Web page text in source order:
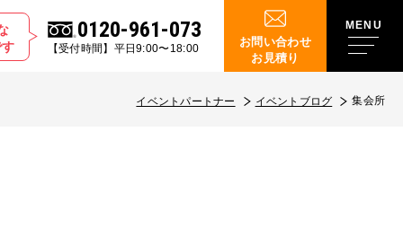
0120-961-073
【受付時間】平日9:00〜18:00
お問い合わせ
お見積り
イベントパートナー イベントブログ 集会所